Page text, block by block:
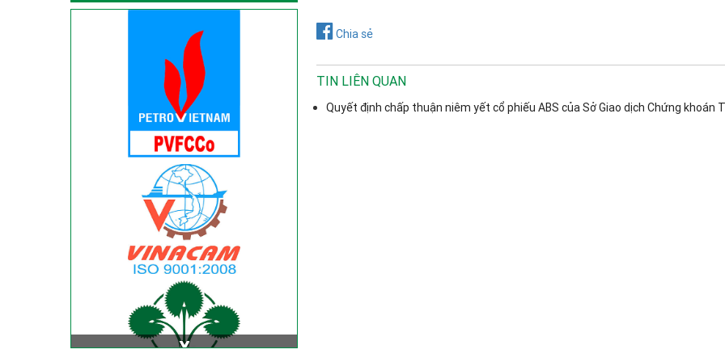
Chia sẻ
TIN LIÊN QUAN
Quyết định chấp thuận niêm yết cổ phiếu ABS của Sở Giao dịch Chứng khoán